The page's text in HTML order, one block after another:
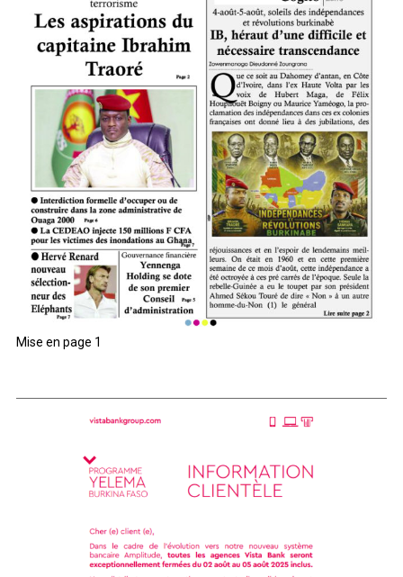
Mise en page 1